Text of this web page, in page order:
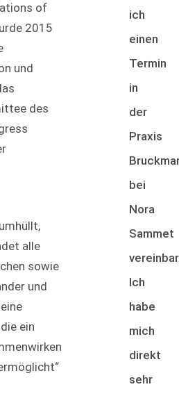
ich
einen
Termin
in
der
Praxis
bei
Nora
Sammet
Ich
habe
mich
direkt
sehr
of
2015
und
des
alle
sowie
und
ein